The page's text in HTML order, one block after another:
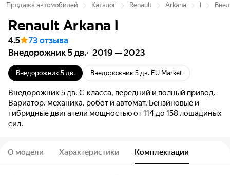
Продажа автомобилей Каталог Renault Arkana
Renault Arkana I
4.5
73 отзыва
Внедорожник 5 дв. 2019 — 2023
Внедорожник 5 дв. Внедорожник 5 дв. EU Market
Внедорожник 5 дв. C-класса, передний и полный привод.
Вариатор, механика, робот и автомат. Бензиновые и
гибридные двигатели мощностью от 114 до 158 лошадиных
сил.
О модели Характеристики Комплектации